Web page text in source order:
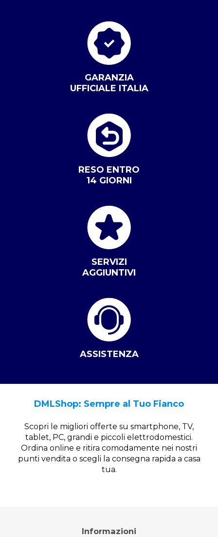
GARANZIA
UFFICIALE ITALIA
RESO ENTRO
14 GIORNI
SERVIZI
AGGIUNTIVI
ASSISTENZA
DMLShop: Sempre al Tuo Fianco
Scopri le migliori offerte su smartphone, TV,
tablet, PC, grandi e piccoli elettrodomestici.
Ordina online e ritira comodamente nei nostri
punti vendita o scegli la consegna rapida a casa
tua.
Informazioni